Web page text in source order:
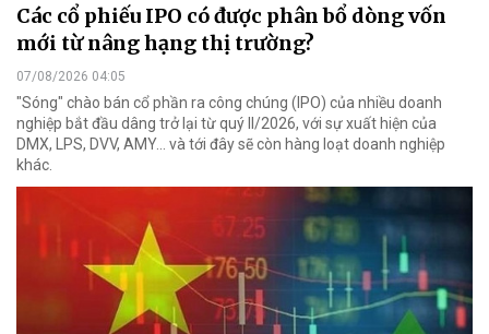
Các cổ phiếu IPO có được phân bổ dòng vốn
mới từ nâng hạng thị trường?
07/08/2026 04:05
"Sóng" chào bán cổ phần ra công chúng (IPO) của nhiều doanh
nghiệp bắt đầu dâng trở lại từ quý II/2026, với sự xuất hiện của
DMX, LPS, DVV, AMY... và tới đây sẽ còn hàng loạt doanh nghiệp
khác.